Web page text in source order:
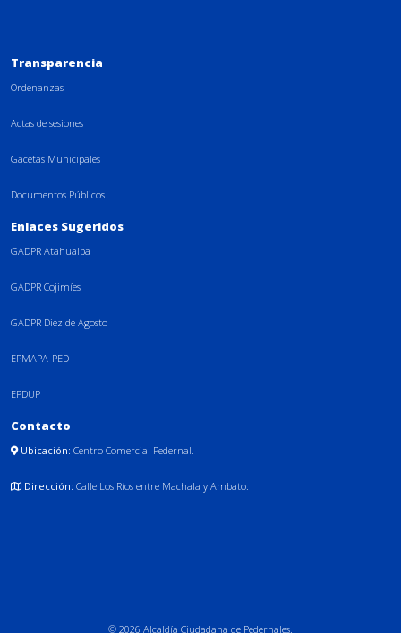
Transparencia
Ordenanzas
Actas de sesiones
Gacetas Municipales
Documentos Públicos
Enlaces Sugeridos
GADPR Atahualpa
GADPR Cojimíes
GADPR Diez de Agosto
EPMAPA-PED
EPDUP
Contacto
Ubicación: Centro Comercial Pedernal.
Dirección: Calle Los Ríos entre Machala y Ambato.
© 2026 Alcaldía Ciudadana de Pedernales.